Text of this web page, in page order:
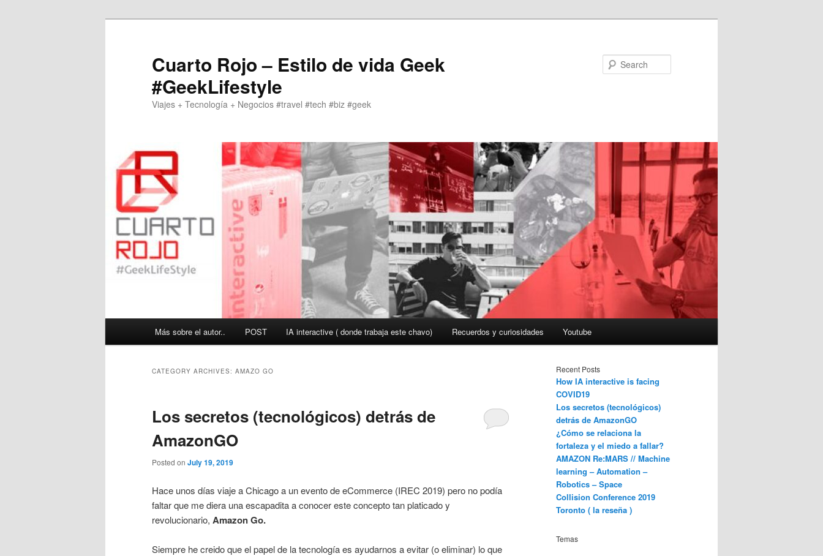
Cuarto Rojo – Estilo de vida Geek
#GeekLifestyle
Viajes + Tecnología + Negocios #travel #tech #biz #geek
Más sobre el autor.. POST IA interactive ( donde trabaja este chavo) Recuerdos y curiosidades Youtube
CATEGORY ARCHIVES: AMAZO GO
Los secretos (tecnológicos) detrás de
AmazonGO
Posted on July 19, 2019
Hace unos días viaje a Chicago a un evento de eCommerce (IREC 2019) pero no podía
faltar que me diera una escapadita a conocer este concepto tan platicado y
revolucionario, Amazon Go.
Siempre he creido que el papel de la tecnología es ayudarnos a evitar (o eliminar) lo que
Recent Posts
How IA interactive is facing
COVID19
Los secretos (tecnológicos)
detrás de AmazonGO
¿Cómo se relaciona la
fortaleza y el miedo a fallar?
AMAZON Re:MARS // Machine
learning – Automation –
Robotics – Space
Collision Conference 2019
Toronto ( la reseña )
Temas